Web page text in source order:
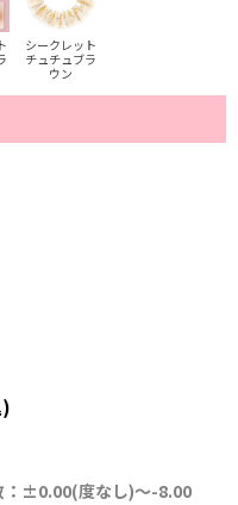
シークレット
チュチュブラ
ウン
：±0.00(度なし)～-8.00